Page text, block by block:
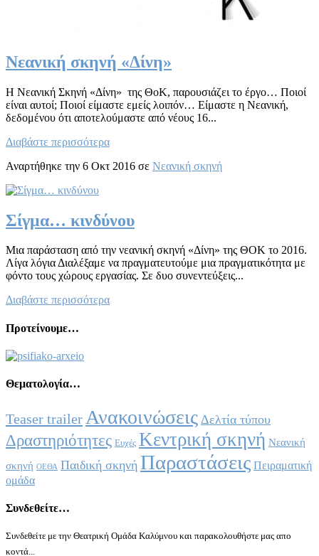
Νεανική σκηνή «Δίνη»
Η Νεανική Σκηνή «Δίνη» της ΘοΚ, παρουσιάζει το έργο… Ποιοί
είναι αυτοί; Ποιοί είμαστε εμείς λοιπόν… Είμαστε η Νεανική,
δεδομένου ότι αποτελούμαστε από νέους 16...
Διαβάστε περισσότερα
Αναρτήθηκε την 6 Οκτ 2016 σε Νεανική σκηνή
Σίγμα… κινδύνου
Μια παράσταση από την νεανική σκηνή «Δίνη» της ΘΟΚ το 2016.
Λίγα λόγια Διαλέξαμε να πραγματευτούμε μια πραγματικότητα με
φόντο τους χώρους εργασίας. Σε δυο συνεντεύξεις...
Διαβάστε περισσότερα
Προτείνουμε…
Θεματολογία…
Teaser trailer Ανακοινώσεις Δελτία τύπου
Δραστηριότητες Ευχές Κεντρική σκηνή Νεανική
σκηνή ΟΕΘΑ Παιδική σκηνή Παραστάσεις Πειραματική
ομάδα
Συνδεθείτε…
Συνδεθείτε με την Θεατρική Ομάδα Καλύμνου και παρακολουθήστε μας απο
κοντά...